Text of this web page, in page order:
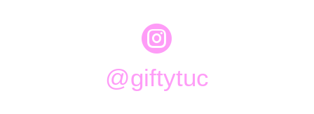

@giftytuc